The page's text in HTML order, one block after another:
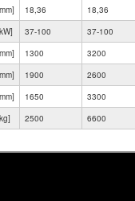
18,36
18,36
37-100
37-100
1300
3200
1900
2600
1650
3300
2500 6600